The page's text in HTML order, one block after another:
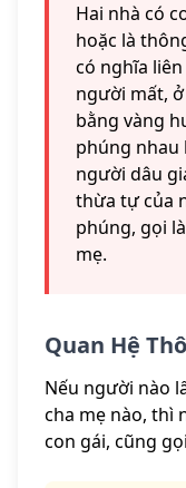
Hai nhà có
hoặc là
có nghĩa
người mất,
bằng vàng
phúng nhau
người dâu
thừa tự của
phúng, gọi
mẹ.
Quan Hệ
Nếu người nào
cha mẹ nào, thì
con gái, cũng